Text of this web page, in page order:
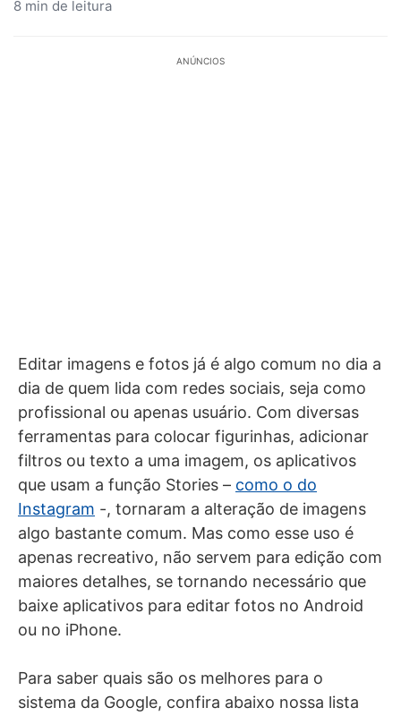
8 min de leitura
ANÚNCIOS
Editar imagens e fotos já é algo comum no dia a
dia de quem lida com redes sociais, seja como
profissional ou apenas usuário. Com diversas
ferramentas para colocar figurinhas, adicionar
filtros ou texto a uma imagem, os aplicativos
que usam a função Stories – como o do
Instagram -, tornaram a alteração de imagens
algo bastante comum. Mas como esse uso é
apenas recreativo, não servem para edição com
maiores detalhes, se tornando necessário que
baixe aplicativos para editar fotos no Android
ou no iPhone.
Para saber quais são os melhores para o
sistema da Google, confira abaixo nossa lista